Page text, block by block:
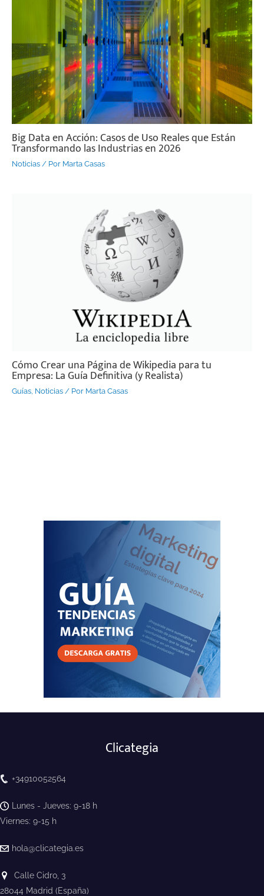
Big Data en Acción: Casos de Uso Reales que Están
Transformando las Industrias en 2026
Noticias / Por Marta Casas
Cómo Crear una Página de Wikipedia para tu
Empresa: La Guía Definitiva (y Realista)
Guías Noticias / Por Marta Casas
Clicategia
+34910052564
Lunes - Jueves: 9-18 h
Viernes: 9-15 h
hola@clicategia.es
Calle Cidro, 3
28044 Madrid (España)